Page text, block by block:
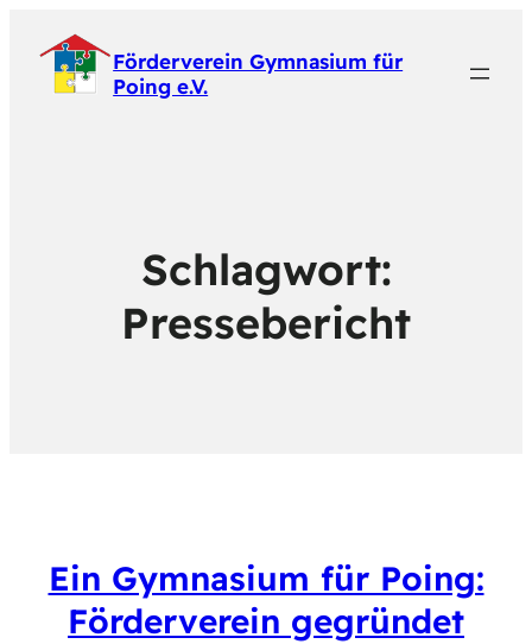
Förderverein Gymnasium für
Poing e.V.
Schlagwort:
Pressebericht
Ein Gymnasium für Poing:
Förderverein gegründet